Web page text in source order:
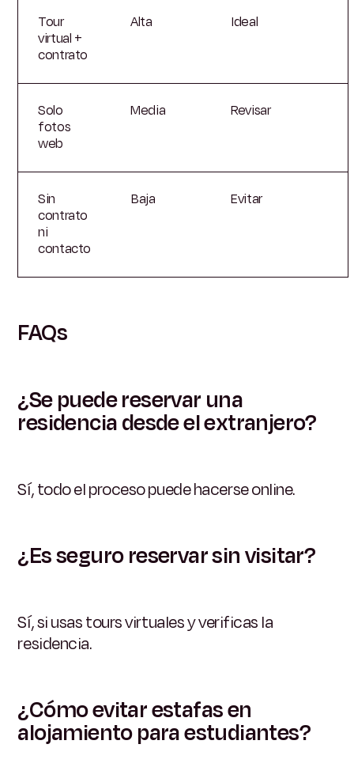
Tour
virtual +
contrato
Alta Ideal
Solo
fotos
web
Media Revisar
Sin
contrato
ni
contacto
Baja Evitar
FAQs
¿Se puede reservar una
residencia desde el extranjero?
Sí, todo el proceso puede hacerse online.
¿Es seguro reservar sin visitar?
Sí, si usas tours virtuales y verificas la
residencia.
¿Cómo evitar estafas en
alojamiento para estudiantes?